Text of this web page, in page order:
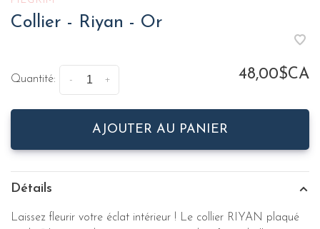
Collier - Riyan - Or
Quantité: +
- 48,00$CA
AJOUTER AU PANIER
Détails
Laissez fleurir votre éclat intérieur ! Le collier RIYAN plaqué